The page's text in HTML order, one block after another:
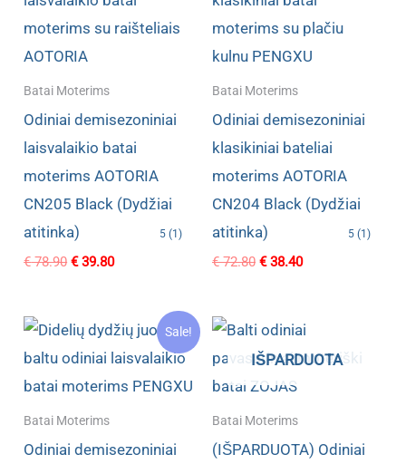
Batai Moterims
Odiniai demisezoniniai
laisvalaikio batai
moterims AOTORIA
CN205 Black (Dydžiai
atitinka)
5 (1)
€78.90 Original
€39.80Current
Batai Moterims
Odiniai demisezoniniai
klasikiniai bateliai
moterims AOTORIA
CN204 Black (Dydžiai
atitinka)
5 (1)
€72.80 Original
€38.40Current
Sale!
Batai Moterims
Odiniai demisezoniniai
IŠPARDUOTA
Batai Moterims
(IŠPARDUOTA) Odiniai